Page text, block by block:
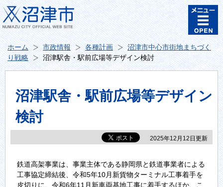
ホーム 市政情報 各種計画
沼津市中心市街地まちづく
り戦略
沼津駅舎・駅前広場等デザイン検討
沼津駅舎・駅前広場等デザイン
検討
2025年12月12日更新
鉄道高架事業は、事業主体である静岡県と鉄道事業者による
工事協定締結後、令和5年10月新貨物ターミナル工事着手を
皮切りに、令和6年11月新車両基地工事に着手するほか、こ